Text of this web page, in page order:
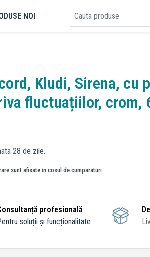
NOI
Kludi, Sirena, cu
fluctuațiilor, crom,
28 de zile.
sunt afisate in cosul de cumparaturi
profesională
soluții și funcționalitate